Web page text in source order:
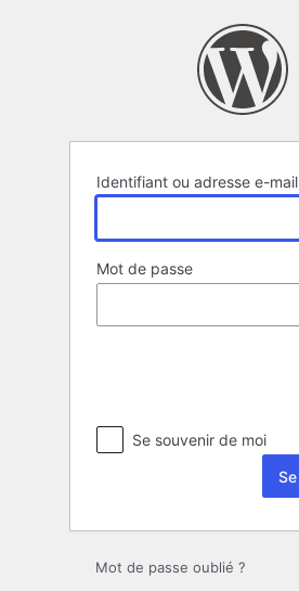
Identifiant ou adresse e-mail
Mot de passe
Se souvenir de moi
Mot de passe oublié ?